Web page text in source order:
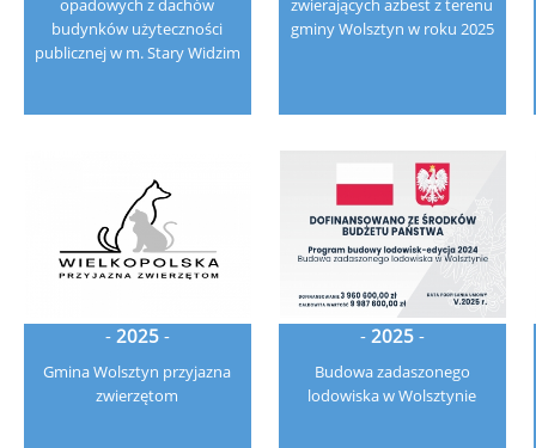
opadowych z dachów
budynków użyteczności
publicznej w m. Stary Widzim
zwierających azbest z terenu
gminy Wolsztyn w roku 2025
- 2025 -
Gmina Wolsztyn przyjazna
zwierzętom
- 2025 -
Budowa zadaszonego
lodowiska w Wolsztynie